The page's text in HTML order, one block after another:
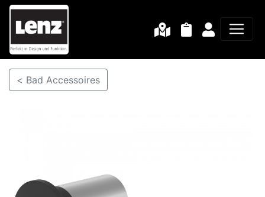
< Bad Accessoires